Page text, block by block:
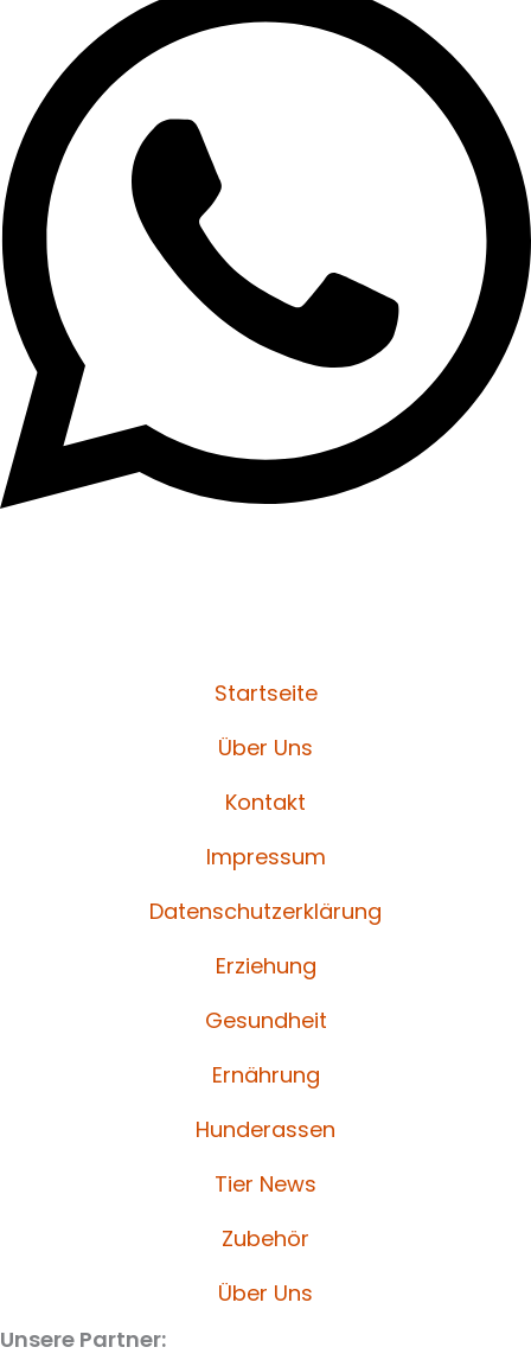
Startseite
Über Uns
Kontakt
Impressum
Datenschutzerklärung
Erziehung
Gesundheit
Ernährung
Hunderassen
Tier News
Zubehör
Über Uns
Unsere Partner: